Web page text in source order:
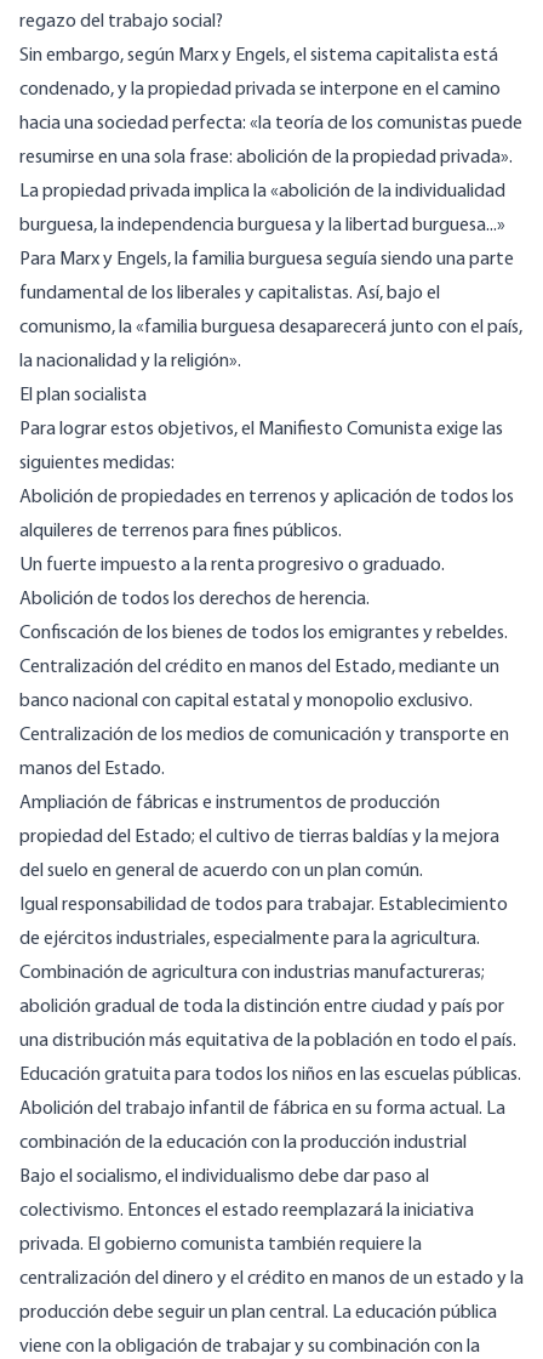
regazo del trabajo social?
Sin embargo, según Marx y Engels, el sistema capitalista está
condenado, y la propiedad privada se interpone en el camino
hacia una sociedad perfecta: «la teoría de los comunistas puede
resumirse en una sola frase: abolición de la propiedad privada».
La propiedad privada implica la «abolición de la individualidad
burguesa, la independencia burguesa y la libertad burguesa...»
Para Marx y Engels, la familia burguesa seguía siendo una parte
fundamental de los liberales y capitalistas. Así, bajo el
comunismo, la «familia burguesa desaparecerá junto con el país,
la nacionalidad y la religión».
El plan socialista
Para lograr estos objetivos, el Manifiesto Comunista exige las
siguientes medidas:
Abolición de propiedades en terrenos y aplicación de todos los
alquileres de terrenos para fines públicos.
Un fuerte impuesto a la renta progresivo o graduado.
Abolición de todos los derechos de herencia.
Confiscación de los bienes de todos los emigrantes y rebeldes.
Centralización del crédito en manos del Estado, mediante un
banco nacional con capital estatal y monopolio exclusivo.
Centralización de los medios de comunicación y transporte en
manos del Estado.
Ampliación de fábricas e instrumentos de producción
propiedad del Estado; el cultivo de tierras baldías y la mejora
del suelo en general de acuerdo con un plan común.
Igual responsabilidad de todos para trabajar. Establecimiento
de ejércitos industriales, especialmente para la agricultura.
Combinación de agricultura con industrias manufactureras;
abolición gradual de toda la distinción entre ciudad y país por
una distribución más equitativa de la población en todo el país.
Educación gratuita para todos los niños en las escuelas públicas.
Abolición del trabajo infantil de fábrica en su forma actual. La
combinación de la educación con la producción industrial
Bajo el socialismo, el individualismo debe dar paso al
colectivismo. Entonces el estado reemplazará la iniciativa
privada. El gobierno comunista también requiere la
centralización del dinero y el crédito en manos de un estado y la
producción debe seguir un plan central. La educación pública
viene con la obligación de trabajar y su combinación con la